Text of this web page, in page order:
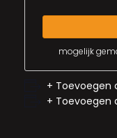
mogelijk
+ Toevoegen
+ Toevoegen